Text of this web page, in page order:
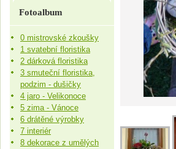
Fotoalbum
0 mistrovské zkoušky
1 svatební floristika
2 dárková floristika
3 smuteční floristika,
podzim - dušičky
4 jaro - Velikonoce
5 zima - Vánoce
6 drátěné výrobky
7 interiér
8 dekorace z umělých